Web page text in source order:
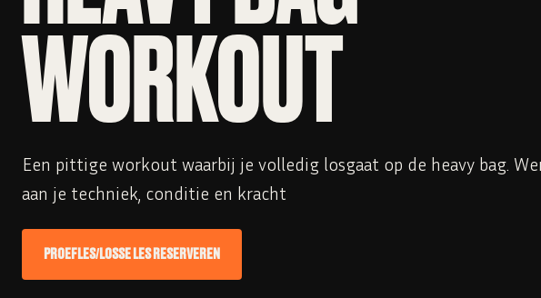
WORKOUT
Een pittige workout waarbij je volledig losgaat op de heavy bag.
aan je techniek, conditie en kracht
PROEFLES/LOSSE LES RESERVEREN